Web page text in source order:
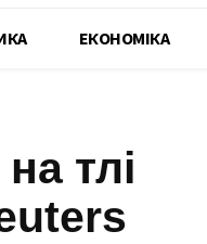
ЕКОНОМІКА
тлі